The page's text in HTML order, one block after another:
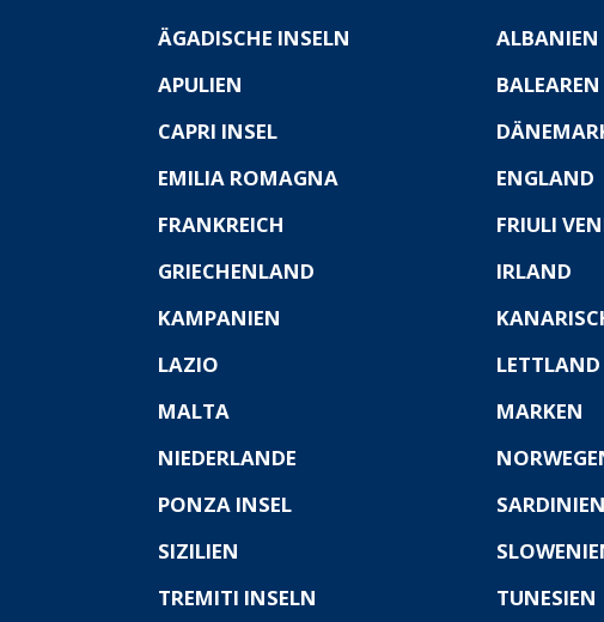
ÄGADISCHE INSELN ALBANIEN
APULIEN
BALEAREN
CAPRI INSEL
EMILIA ROMAGNA
ENGLAND
FRANKREICH
FRIULI
GRIECHENLAND
IRLAND
KAMPANIEN
LAZIO
LETTLAND
MALTA
MARKEN
NIEDERLANDE
PONZA INSEL
SARDINIEN
SIZILIEN
TREMITI INSELN
TUNESIEN